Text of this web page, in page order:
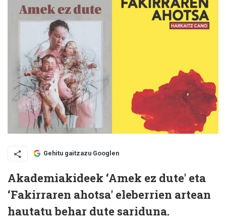
Gehitu gaitzazu Googlen
Akademiakideek ‘Amek ez dute' eta
‘Fakirraren ahotsa' eleberrien artean
hautatu behar dute sariduna.